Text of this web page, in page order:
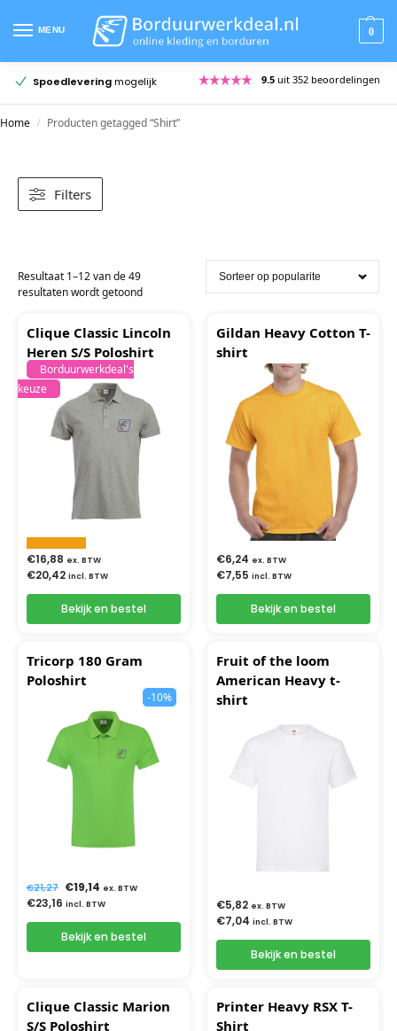
MENU 0
Spoedleveringmogelijk 9.5 uit 352 beoordelingen
Home / Producten getagged “Shirt”
Filters
Resultaat 1–12 van de 49
resultaten wordt getoond
Clique Classic Lincoln
Heren S/S Poloshirt
Borduurwerkdeal's
keuze
€16,88 ex. BTW
€20,42 incl. BTW
Bekijk en bestel
Gildan Heavy Cotton T-
shirt
€6,24 ex. BTW
€7,55 incl. BTW
Bekijk en bestel
Tricorp 180 Gram
Poloshirt
-10%
€21,27 €19,14 ex. BTW
€23,16 incl. BTW
Bekijk en bestel
Fruit of the loom
American Heavy t-
shirt
€5,82 ex. BTW
€7,04 incl. BTW
Bekijk en bestel
Clique Classic Marion
S/S Poloshirt
Printer Heavy RSX T-
Shirt